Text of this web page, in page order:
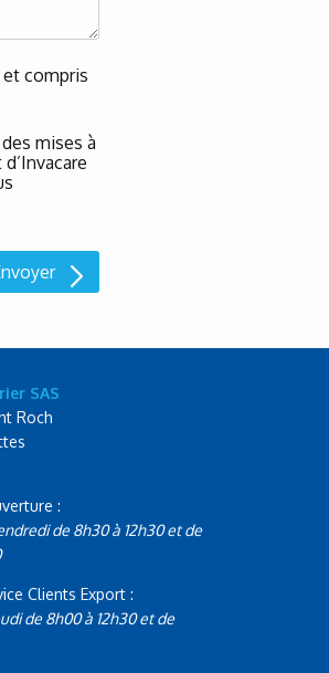
compris
mises à
SAS
Roch
:
de 8h30 à 12h30 et de
Clients Export :
de 8h00 à 12h30 et de